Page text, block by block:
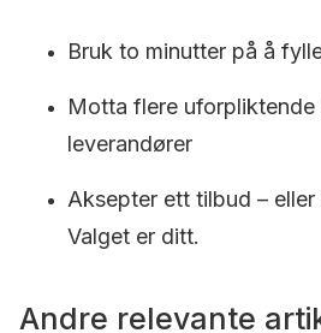
Bruk to minutter på å
Motta flere
leverandører
Aksepter ett tilbud – eller
Valget er ditt.
Andre relevante